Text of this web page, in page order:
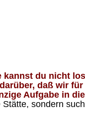
du nicht
daß wir
Aufgabe in
sondern